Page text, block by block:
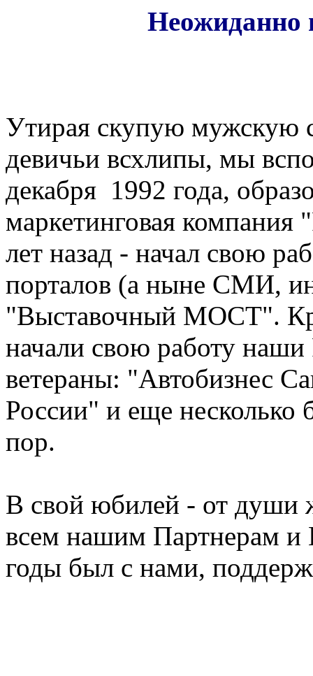
Неожиданно
Утирая скупую мужскую
девичьи всхлипы, мы
декабря 1992 года,
маркетинговая
лет назад - начал свою
порталов (а ныне СМИ,
"Выставочный МОСТ".
начали свою работу наши
ветераны: "Автобизнес
России" и еще
пор.
В свой юбилей - от души
всем нашим Партнерам и
годы был с нами,